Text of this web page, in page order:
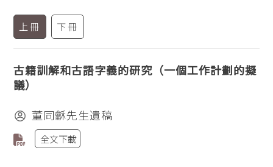
上冊 下冊
古籍訓解和古語字義的研究（一個工作計劃的擬
議）
董同龢先生遺稿
全文下載